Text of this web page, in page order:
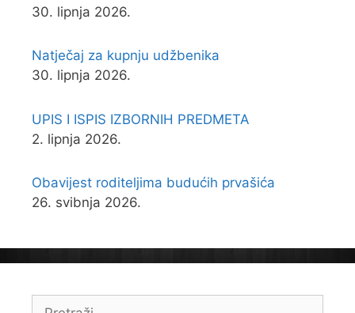
30. lipnja 2026.
Natječaj za kupnju udžbenika
30. lipnja 2026.
UPIS I ISPIS IZBORNIH PREDMETA
2. lipnja 2026.
Obavijest roditeljima budućih prvašića
26. svibnja 2026.
Pretraži: